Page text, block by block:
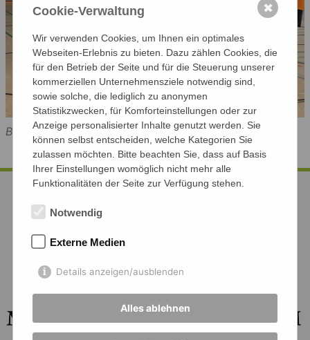
Bild: Homepage
Cookie-Verwaltung
Wir verwenden Cookies, um Ihnen ein optimales
Webseiten-Erlebnis zu bieten. Dazu zählen Cookies, die
für den Betrieb der Seite und für die Steuerung unserer
kommerziellen Unternehmensziele notwendig sind,
sowie solche, die lediglich zu anonymen
Statistikzwecken, für Komforteinstellungen oder zur
Anzeige personalisierter Inhalte genutzt werden. Sie
können selbst entscheiden, welche Kategorien Sie
zulassen möchten. Bitte beachten Sie, dass auf Basis
Ihrer Einstellungen womöglich nicht mehr alle
Funktionalitäten der Seite zur Verfügung stehen.
Notwendig
Externe Medien
Details anzeigen/ausblenden
Alles ablehnen
✖